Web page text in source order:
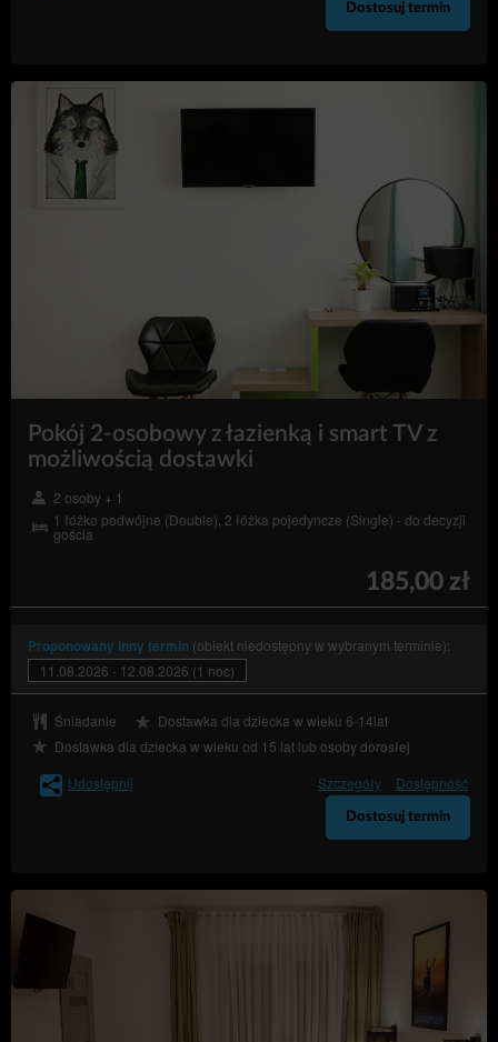
Dostosuj termin
Pokój 2-osobowy z łazienką i smart TV z
możliwością dostawki
2 osoby + 1
1 łóżko podwójne (Double), 2 łóżka pojedyncze (Single) - do decyzji
gościa
185,00 zł
Proponowany inny termin (obiekt niedostępny w wybranym terminie):
11.08.2026 - 12.08.2026 (1 noc)
Śniadanie
Dostawka dla dziecka w wieku 6-14lat
Dostawka dla dziecka w wieku od 15 lat lub osoby dorosłej
Udostępnij
Szczegóły Dostępność
Dostosuj termin